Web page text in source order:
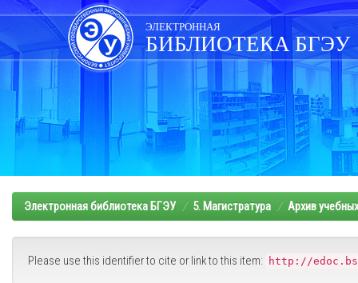
Skip
navigation
ЭЛЕКТРОННАЯ
БИБЛИОТЕКА БГЭУ
Электронная библиотека БГЭУ 5. Магистратура Архив
Please use this identifier to cite or link to this item: http://